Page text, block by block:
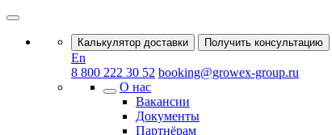
Калькулятор доставки Получить консультацию
En
8 800 222 30 52 booking@growex-group.ru
О нас
Вакансии
Документы
Партнёрам